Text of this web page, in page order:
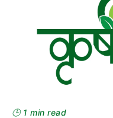
🕒 1 min read